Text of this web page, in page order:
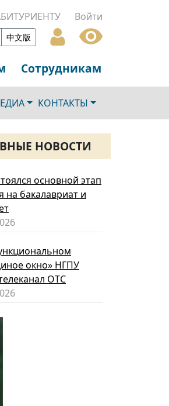
Войти
中文版
Сотрудникам
КОНТАКТЫ
НОВОСТИ
основной этап
на бакалавриат и
окно» НГПУ
ОТС
желтый-зеленый»: